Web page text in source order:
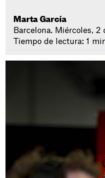
Marta García
Barcelona. Miércoles,
Tiempo de lectura: 1